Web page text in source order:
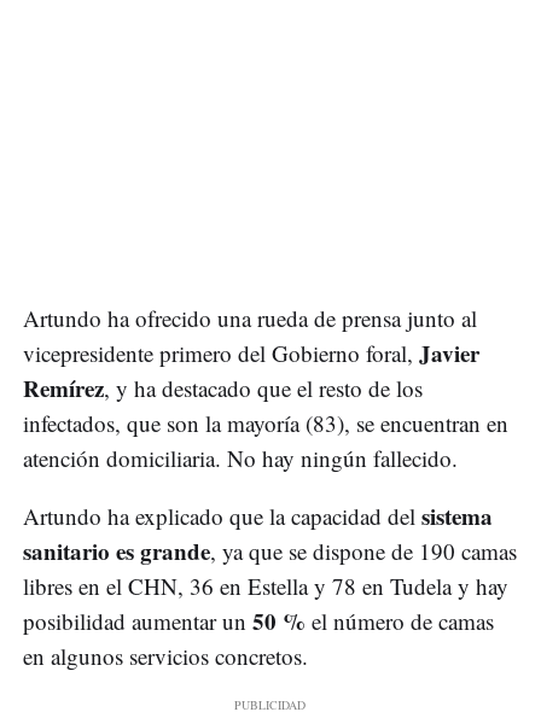
Artundo ha ofrecido una rueda de prensa junto al
vicepresidente primero del Gobierno foral, Javier
Remírez, y ha destacado que el resto de los
infectados, que son la mayoría (83), se encuentran en
atención domiciliaria. No hay ningún fallecido.
Artundo ha explicado que la capacidad del sistema
sanitario es grande, ya que se dispone de 190 camas
libres en el CHN, 36 en Estella y 78 en Tudela y hay
posibilidad aumentar un 50 % el número de camas
en algunos servicios concretos.